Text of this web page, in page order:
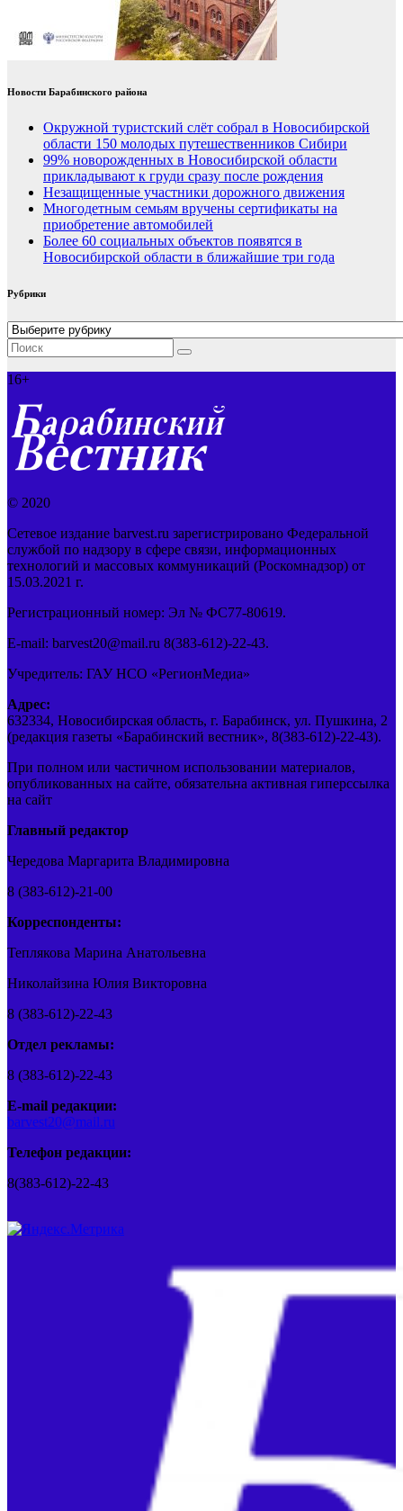
Новости Барабинского района
Окружной туристский слёт собрал в Новосибирской
области 150 молодых путешественников Сибири
99% новорожденных в Новосибирской области
прикладывают к груди сразу после рождения
Незащищенные участники дорожного движения
Многодетным семьям вручены сертификаты на
приобретение автомобилей
Более 60 социальных объектов появятся в
Новосибирской области в ближайшие три года
Рубрики
Рубрики
16+
© 2020
Сетевое издание barvest.ru зарегистрировано Федеральной
службой по надзору в сфере связи, информационных
технологий и массовых коммуникаций (Роскомнадзор) от
15.03.2021 г.
Регистрационный номер: Эл № ФС77-80619.
E-mail: barvest20@mail.ru 8(383-612)-22-43.
Учредитель: ГАУ НСО «РегионМедиа»
Адрес:
632334, Новосибирская область, г. Барабинск, ул. Пушкина, 2
(редакция газеты «Барабинский вестник», 8(383-612)-22-43).
При полном или частичном использовании материалов,
опубликованных на сайте, обязательна активная гиперссылка
на сайт
Главный редактор
Чередова Маргарита Владимировна
8 (383-612)-21-00
Корреспонденты:
Теплякова Марина Анатольевна
Николайзина Юлия Викторовна
8 (383-612)-22-43
Отдел рекламы:
8 (383-612)-22-43
E-mail редакции:
barvest20@mail.ru
Телефон редакции:
8(383-612)-22-43